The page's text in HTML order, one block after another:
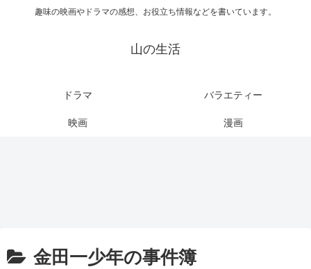
趣味の映画やドラマの感想、お役立ち情報などを書いています。
山の生活
ドラマ バラエティー
映画 漫画
金田一少年の事件簿